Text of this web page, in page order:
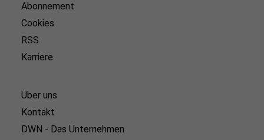
Abonnement
Cookies
RSS
Karriere
Über uns
Kontakt
DWN - Das Unternehmen